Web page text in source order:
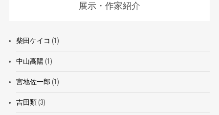
展示・作家紹介
柴田ケイコ (1)
中山高陽(1)
宮地佐一郎 (1)
吉田類(3)